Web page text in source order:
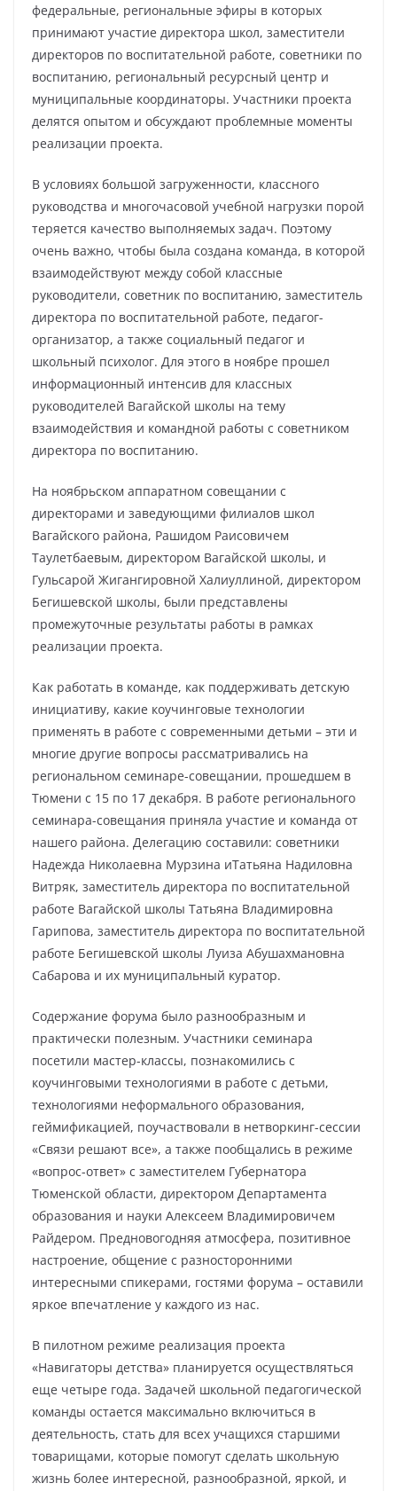
федеральные, региональные эфиры в которых
принимают участие директора школ, заместители
директоров по воспитательной работе, советники по
воспитанию, региональный ресурсный центр и
муниципальные координаторы. Участники проекта
делятся опытом и обсуждают проблемные моменты
реализации проекта.
В условиях большой загруженности, классного
руководства и многочасовой учебной нагрузки порой
теряется качество выполняемых задач. Поэтому
очень важно, чтобы была создана команда, в которой
взаимодействуют между собой классные
руководители, советник по воспитанию, заместитель
директора по воспитательной работе, педагог-
организатор, а также социальный педагог и
школьный психолог. Для этого в ноябре прошел
информационный интенсив для классных
руководителей Вагайской школы на тему
взаимодействия и командной работы с советником
директора по воспитанию.
На ноябрьском аппаратном совещании с
директорами и заведующими филиалов школ
Вагайского района, Рашидом Раисовичем
Таулетбаевым, директором Вагайской школы, и
Гульсарой Жигангировной Халиуллиной, директором
Бегишевской школы, были представлены
промежуточные результаты работы в рамках
реализации проекта.
Как работать в команде, как поддерживать детскую
инициативу, какие коучинговые технологии
применять в работе с современными детьми – эти и
многие другие вопросы рассматривались на
региональном семинаре-совещании, прошедшем в
Тюмени с 15 по 17 декабря. В работе регионального
семинара-совещания приняла участие и команда от
нашего района. Делегацию составили: советники
Надежда Николаевна Мурзина иТатьяна Надиловна
Витряк, заместитель директора по воспитательной
работе Вагайской школы Татьяна Владимировна
Гарипова, заместитель директора по воспитательной
работе Бегишевской школы Луиза Абушахмановна
Сабарова и их муниципальный куратор.
Содержание форума было разнообразным и
практически полезным. Участники семинара
посетили мастер-классы, познакомились с
коучинговыми технологиями в работе с детьми,
технологиями неформального образования,
геймификацией, поучаствовали в нетворкинг-сессии
«Связи решают все», а также пообщались в режиме
«вопрос-ответ» с заместителем Губернатора
Тюменской области, директором Департамента
образования и науки Алексеем Владимировичем
Райдером. Предновогодняя атмосфера, позитивное
настроение, общение с разносторонними
интересными спикерами, гостями форума – оставили
яркое впечатление у каждого из нас.
В пилотном режиме реализация проекта
«Навигаторы детства» планируется осуществляться
еще четыре года. Задачей школьной педагогической
команды остается максимально включиться в
деятельность, стать для всех учащихся старшими
товарищами, которые помогут сделать школьную
жизнь более интересной, разнообразной, яркой, и